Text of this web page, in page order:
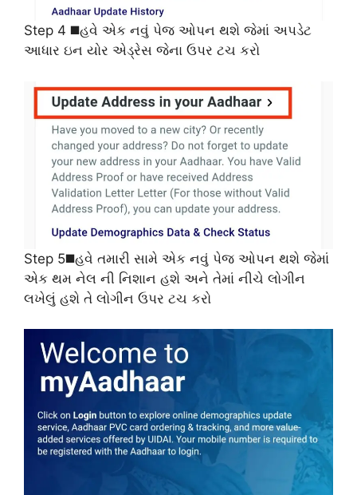
Step 4 ◼️હવે એક નવું પેજ ઓપન થશે જેમાં અપડેટ
આધાર ઇન યોર એડ્રેસ જેના ઉપર ટચ કરો
Step 5◼️હવે તમારી સામે એક નવું પેજ ઓપન થશે જેમાં
એક થમ નેલ ની નિશાન હશે અને તેમાં નીચે લોગીન
લખેલું હશે તે લોગીન ઉપર ટચ કરો